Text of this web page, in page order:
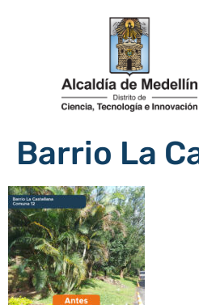
Barrio La